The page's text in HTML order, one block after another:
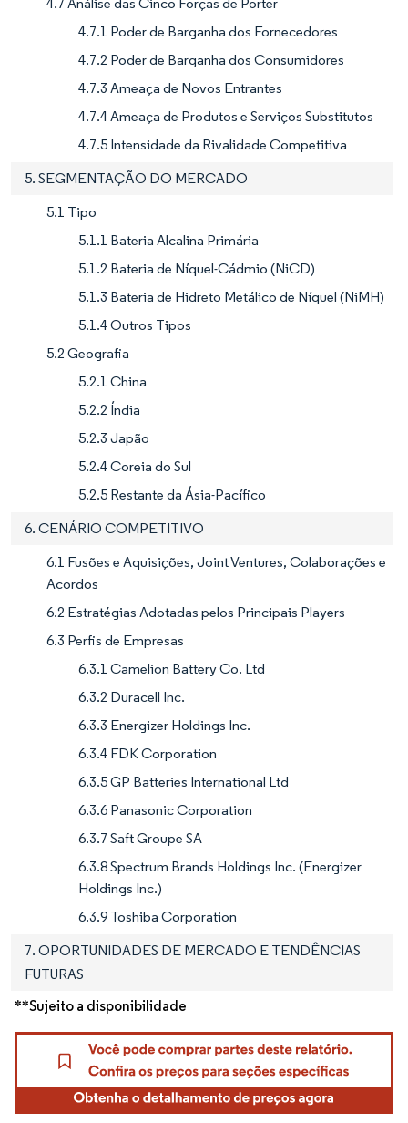
4.7 Análise das Cinco Forças de Porter
4.7.1 Poder de Barganha dos Fornecedores
4.7.2 Poder de Barganha dos Consumidores
4.7.3 Ameaça de Novos Entrantes
4.7.4 Ameaça de Produtos e Serviços Substitutos
4.7.5 Intensidade da Rivalidade Competitiva
5. SEGMENTAÇÃO DO MERCADO
5.1 Tipo
5.1.1 Bateria Alcalina Primária
5.1.2 Bateria de Níquel-Cádmio (NiCD)
5.1.3 Bateria de Hidreto Metálico de Níquel (NiMH)
5.1.4 Outros Tipos
5.2 Geografia
5.2.1 China
5.2.2 Índia
5.2.3 Japão
5.2.4 Coreia do Sul
5.2.5 Restante da Ásia-Pacífico
6. CENÁRIO COMPETITIVO
6.1 Fusões e Aquisições, Joint Ventures, Colaborações e
Acordos
6.2 Estratégias Adotadas pelos Principais Players
6.3 Perfis de Empresas
6.3.1 Camelion Battery Co. Ltd
6.3.2 Duracell Inc.
6.3.3 Energizer Holdings Inc.
6.3.4 FDK Corporation
6.3.5 GP Batteries International Ltd
6.3.6 Panasonic Corporation
6.3.7 Saft Groupe SA
6.3.8 Spectrum Brands Holdings Inc. (Energizer
Holdings Inc.)
6.3.9 Toshiba Corporation
7. OPORTUNIDADES DE MERCADO E TENDÊNCIAS
FUTURAS
**Sujeito a disponibilidade